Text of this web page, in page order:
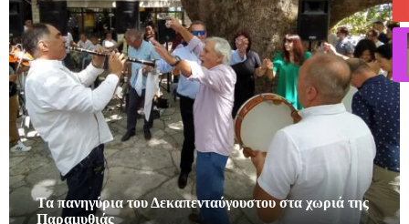
Τα πανηγύρια του Δεκαπενταύγουστου στα χωριά της
Παραμυθιάς